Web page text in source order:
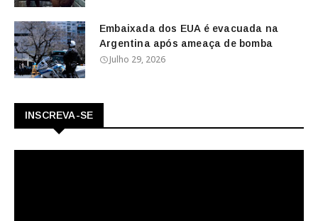
Embaixada dos EUA é evacuada na
Argentina após ameaça de bomba
Julho 29, 2026
INSCREVA-SE